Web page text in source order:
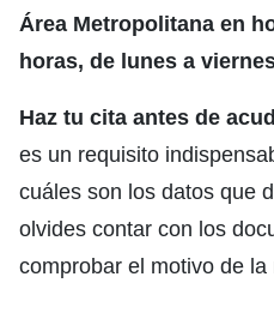
Área Metropolitana en
horas, de lunes a
Haz tu cita antes de
es un requisito
cuáles son los datos que
olvides contar con los
comprobar el motivo de la